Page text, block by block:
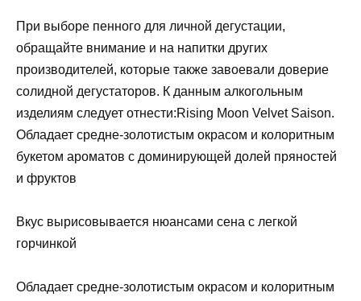
При выборе пенного для личной дегустации,
обращайте внимание и на напитки других
производителей, которые также завоевали доверие
солидной дегустаторов. К данным алкогольным
изделиям следует отнести:Rising Moon Velvet Saison.
Обладает средне-золотистым окрасом и колоритным
букетом ароматов с доминирующей долей пряностей
и фруктов
Вкус вырисовывается нюансами сена с легкой
горчинкой
Обладает средне-золотистым окрасом и колоритным